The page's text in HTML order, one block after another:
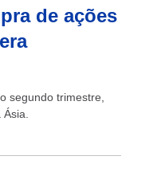
de ações
segundo trimestre,